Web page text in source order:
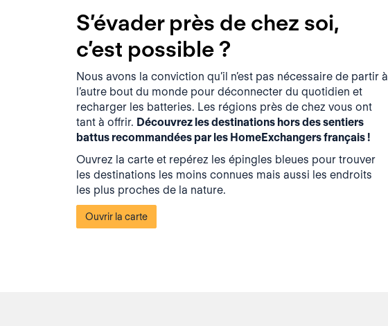
S’évader près de chez soi,
c’est possible ?
Nous avons la conviction qu’il n’est pas nécessaire de partir à
l’autre bout du monde pour déconnecter du quotidien et
recharger les batteries. Les régions près de chez vous ont
tant à offrir. Découvrez les destinations hors des sentiers
battus recommandées par les HomeExchangers français !
Ouvrez la carte et repérez les épingles bleues pour trouver
les destinations les moins connues mais aussi les endroits
les plus proches de la nature.
Ouvrir la carte